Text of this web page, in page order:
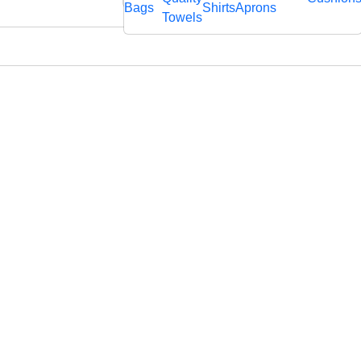
Bags
Towels
ShirtsAprons